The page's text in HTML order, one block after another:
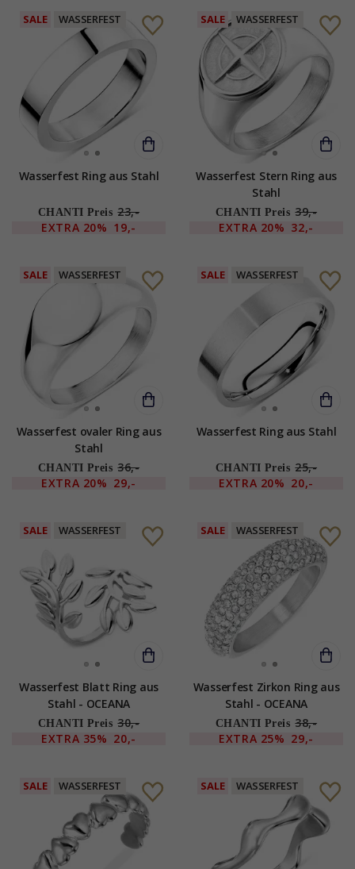
SALE WASSERFEST
Wasserfest Ring aus Stahl
CHANTI Preis 23,-
EXTRA 20% 19,-
SALE WASSERFEST
Wasserfest Stern Ring aus
Stahl
CHANTI Preis 39,-
EXTRA 20% 32,-
SALE WASSERFEST
Wasserfest ovaler Ring aus
Stahl
CHANTI Preis 36,-
EXTRA 20% 29,-
SALE WASSERFEST
Wasserfest Ring aus Stahl
CHANTI Preis 25,-
EXTRA 20% 20,-
SALE WASSERFEST
Wasserfest Blatt Ring aus
Stahl - OCEANA
CHANTI Preis 30,-
EXTRA 35% 20,-
SALE WASSERFEST
Wasserfest Zirkon Ring aus
Stahl - OCEANA
CHANTI Preis 38,-
EXTRA 25% 29,-
SALE WASSERFEST SALE WASSERFEST